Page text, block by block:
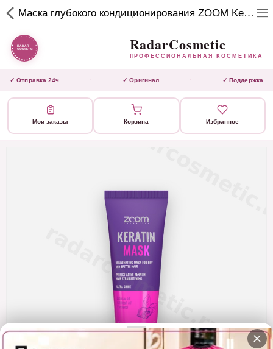
RadarCosmetic
КОСМЕТИКА
✕
Активаторы
Ботокс
Завершающие маски
Маска глубокого кондиционирования ZOOM Keratin Mask 250 ml
RadarCosmetic
ПРОФЕССИОНАЛЬНАЯ КОСМЕТИКА
✓ Отправка 24ч · ✓ Оригинал · ✓ Поддержка
Мои заказы Корзина Избранное